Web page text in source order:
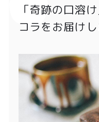
「奇跡の口溶
コラをお届け